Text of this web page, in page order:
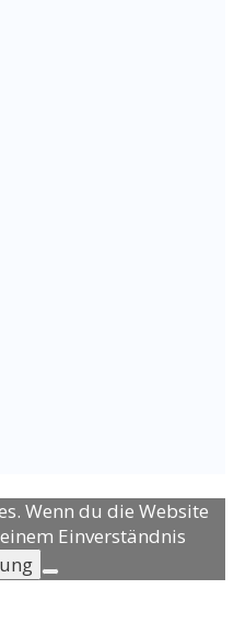
Wenn du die Website
Einverständnis